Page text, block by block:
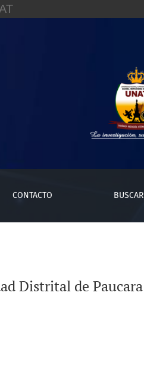
CONTACTO BUSCAR
Distrital de Paucara